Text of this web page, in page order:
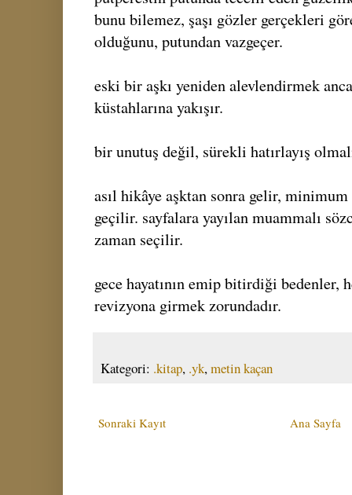
bunu bilemez, şaşı gözler gerçekleri
olduğunu, putundan vazgeçer.
eski bir aşkı yeniden alevlendirmek
küstahlarına yakışır.
bir unutuş değil, sürekli hatırlayış
asıl hikâye aşktan sonra gelir,
geçilir. sayfalara yayılan muammalı
zaman seçilir.
gece hayatının emip bitirdiği bedenler,
revizyona girmek zorundadır.
Kategori: .kitap, .yk,metin kaçan
Sonraki Kayıt Ana Sayfa